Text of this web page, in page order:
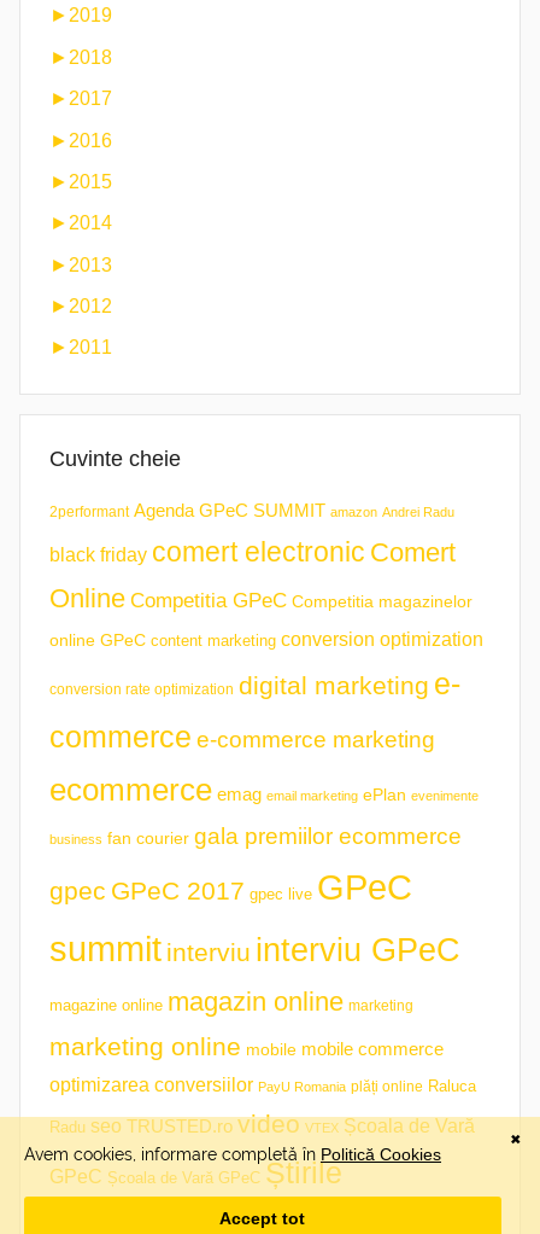
► 2019
► 2018
► 2017
► 2016
► 2015
► 2014
► 2013
► 2012
► 2011
Cuvinte cheie
2performant Agenda GPeC SUMMIT amazon Andrei Radu
black friday comert electronic Comert
Online Competitia GPeC Competitia magazinelor
online GPeC content marketing conversion optimization
conversion rate optimization digital marketing e-
commerce e-commerce marketing
ecommerce emag email marketing ePlan evenimente
business fan courier gala premiilor ecommerce
gpec GPeC 2017 gpec live GPeC
summit interviu interviu GPeC
magazine online magazin online marketing
marketing online mobile mobile commerce
optimizarea conversiilor PayU Romania plăți online Raluca
Radu seo TRUSTED.ro video VTEX Școala de Vară
GPeC Școala de Vară GPeC Știrile